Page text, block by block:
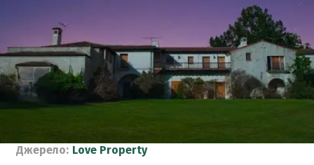
Джерело: Love Property